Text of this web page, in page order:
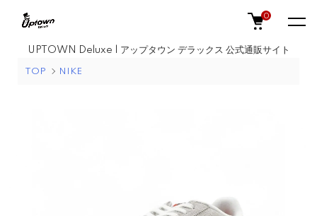
UPTOWN Deluxe | アップタウン デラックス 公式通販サイト
0
TOP NIKE